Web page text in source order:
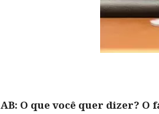
AB: O que você quer dizer?